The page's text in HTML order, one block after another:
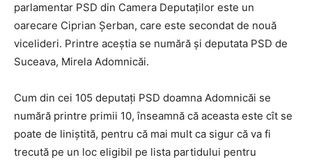
parlamentar PSD din Camera Deputaților este un
oarecare Ciprian Șerban, care este secondat de nouă
vicelideri. Printre aceștia se numără și deputata PSD de
Suceava, Mirela Adomnicăi.
Cum din cei 105 deputați PSD doamna Adomnicăi se
numără printre primii 10, înseamnă că aceasta este cît se
poate de liniștită, pentru că mai mult ca sigur că va fi
trecută pe un loc eligibil pe lista partidului pentru